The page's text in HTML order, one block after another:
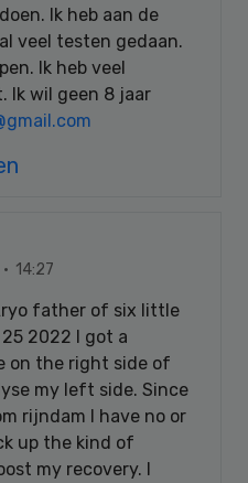
Ik heb aan de
veel testen gedaan.
Ik heb veel
Ik wil geen 8 jaar
14:27
father of six little
2022 I got a
on the right side of
my left side. Since
rijndam I have no or
up the kind of
my recovery. I